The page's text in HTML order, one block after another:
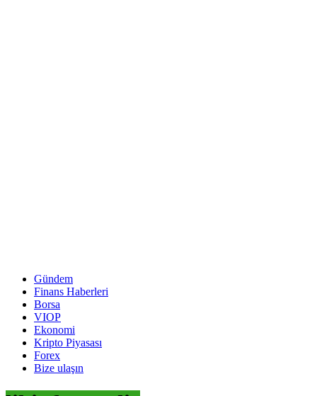
Gündem
Finans Haberleri
Borsa
VIOP
Ekonomi
Kripto Piyasası
Forex
Bize ulaşın